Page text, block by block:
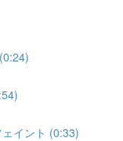
イント (0:33)